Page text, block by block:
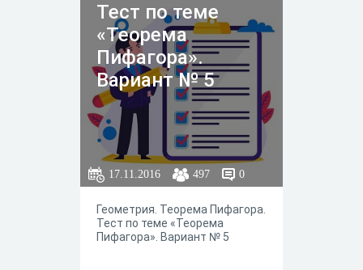
Тест по теме
«Теорема
Пифагора».
Вариант № 5
17.11.2016 497 0
Геометрия. Теорема Пифагора.
Тест по теме «Теорема
Пифагора». Вариант № 5